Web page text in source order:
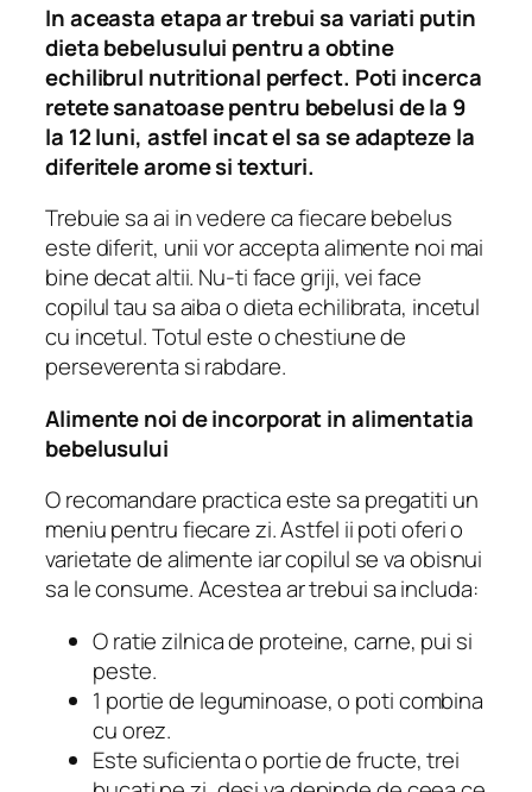
In aceasta etapa ar trebui sa variati putin
dieta bebelusului pentru a obtine
echilibrul nutritional perfect. Poti incerca
retete sanatoase pentru bebelusi de la 9
la 12 luni, astfel incat el sa se adapteze la
diferitele arome si texturi.
Trebuie sa ai in vedere ca fiecare bebelus
este diferit, unii vor accepta alimente noi mai
bine decat altii. Nu-ti face griji, vei face
copilul tau sa aiba o dieta echilibrata, incetul
cu incetul. Totul este o chestiune de
perseverenta si rabdare.
Alimente noi de incorporat in alimentatia
bebelusului
O recomandare practica este sa pregatiti un
meniu pentru fiecare zi. Astfel ii poti oferi o
varietate de alimente iar copilul se va obisnui
sa le consume. Acestea ar trebui sa includa:
O ratie zilnica de proteine, carne, pui si
peste.
1 portie de leguminoase, o poti combina
cu orez.
Este suficienta o portie de fructe, trei